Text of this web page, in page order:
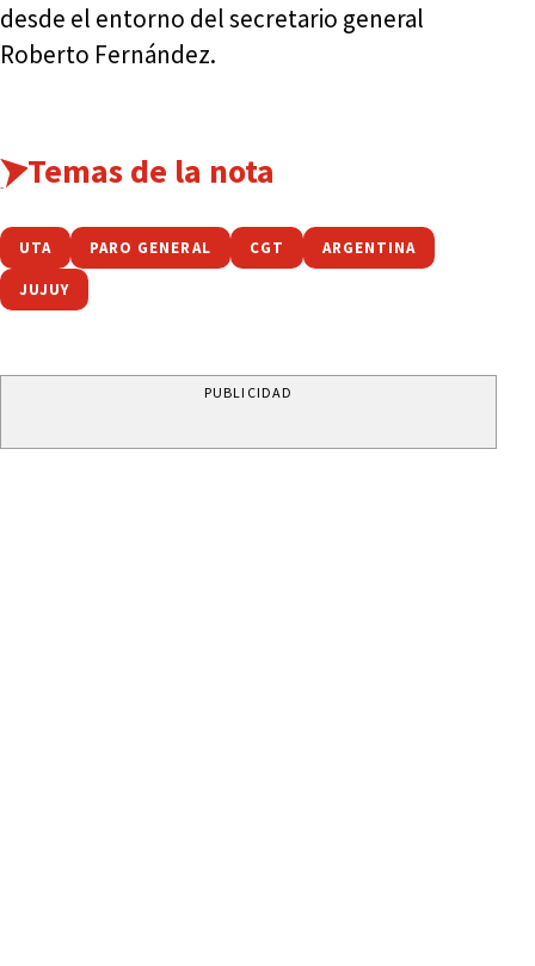
desde el entorno del secretario general
Roberto Fernández.
Temas de la nota
UTA PARO GENERAL CGT ARGENTINA
JUJUY
PUBLICIDAD